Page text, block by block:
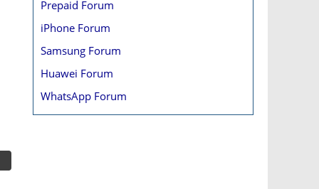
Prepaid Forum
iPhone Forum
Samsung Forum
Huawei Forum
WhatsApp Forum